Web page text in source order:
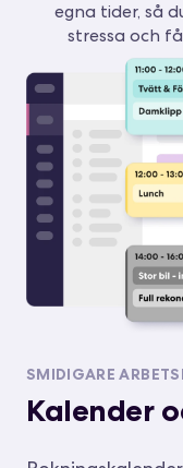
egna tider, så
stressa och
SMIDIGARE
Kalender